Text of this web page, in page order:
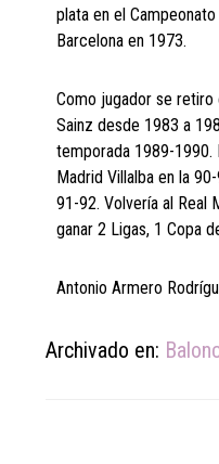
plata en el
Barcelona en 1973.
Como jugador se retiro
Sainz desde 1983 a
temporada 1989-
Madrid Villalba en la
91-92. Volvería al Real
ganar 2 Ligas, 1 Copa
Antonio Armero
Archivado en: